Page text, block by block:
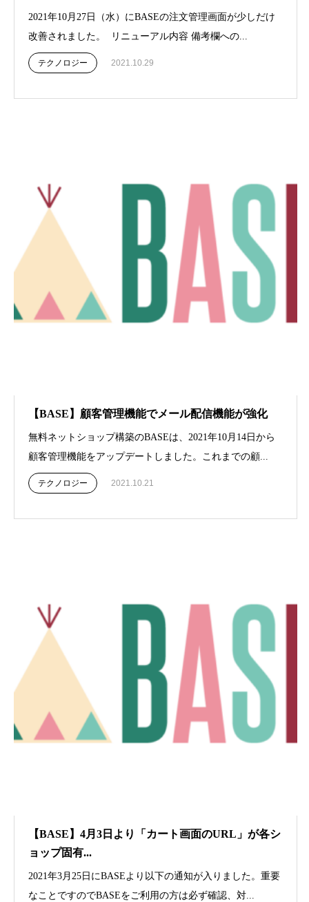
2021年10月27日（水）にBASEの注文管理画面が少しだけ
改善されました。 リニューアル内容 備考欄への...
テクノロジー 2021.10.29
【BASE】顧客管理機能でメール配信機能が強化
無料ネットショップ構築のBASEは、2021年10月14日から
顧客管理機能をアップデートしました。これまでの顧...
テクノロジー 2021.10.21
【BASE】4月3日より「カート画面のURL」が各シ
ョップ固有...
2021年3月25日にBASEより以下の通知が入りました。重要
なことですのでBASEをご利用の方は必ず確認、対...